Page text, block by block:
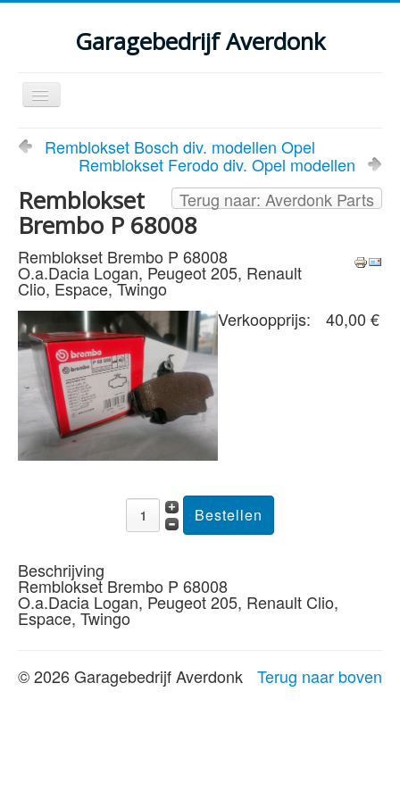
Garagebedrijf Averdonk
Schakelen
navigatie
Welkom
Klassiekers en restauratie verslagen
Diensten
Parts
Occasions
Kenteken gegevens opvragen
Contact
Remblokset Bosch div. modellen Opel
Remblokset Ferodo div. Opel modellen
Terug naar: Averdonk Parts
Remblokset
Brembo P 68008
Remblokset Brembo P 68008
O.a.Dacia Logan, Peugeot 205, Renault
Clio, Espace, Twingo
Verkoopprijs:
40,00 €
Beschrijving
Remblokset Brembo P 68008
O.a.Dacia Logan, Peugeot 205, Renault Clio,
Espace, Twingo
Terug naar boven
© 2026 Garagebedrijf Averdonk